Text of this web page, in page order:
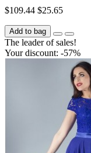
$109.44 $25.65
Add to bag
The leader of sales!
Your discount: -57%